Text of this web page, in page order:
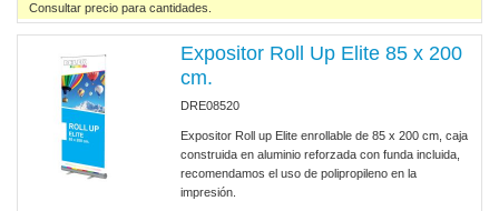
Consultar precio para cantidades.
Expositor Roll Up Elite 85 x 200
cm.
DRE08520
Expositor Roll up Elite enrollable de 85 x 200 cm, caja
construida en aluminio reforzada con funda incluida,
recomendamos el uso de polipropileno en la
impresión.